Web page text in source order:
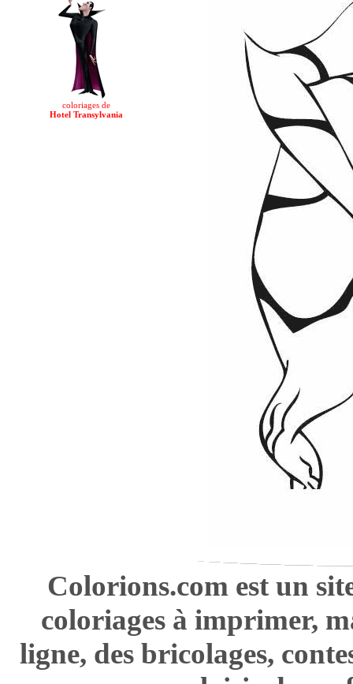
coloriages de
Hotel Transylvania
Colorions.com est un
coloriages à imprimer,
ligne, des bricolages,